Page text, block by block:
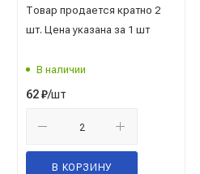
Товар продается кратно 2
шт. Цена указана за 1 шт
В наличии
62₽/шт
В КОРЗИНУ